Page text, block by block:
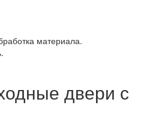
материала.
двери с